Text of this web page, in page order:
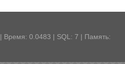
| Время: 0.0483 | SQL: 7 | Память: